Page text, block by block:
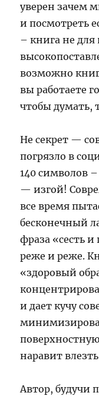
уверен зачем
и посмотреть
– книга не для
возможно
вы работаете
чтобы думать,
Не секрет —
погрязло в
140 символов
— изгой!
все время
бесконечный
фраза «сесть
реже и реже.
«здоровый
и дает кучу
наравит
Автор, будучи